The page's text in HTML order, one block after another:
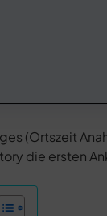
(Ortszeit
die ersten